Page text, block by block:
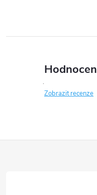
v
p
Zobrazit recenze